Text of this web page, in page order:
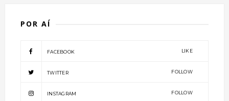
POR AÍ
FACEBOOK LIKE
TWITTER FOLLOW
INSTAGRAM FOLLOW